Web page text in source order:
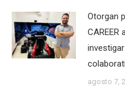
Otorgan
CAREER
agosto 7,